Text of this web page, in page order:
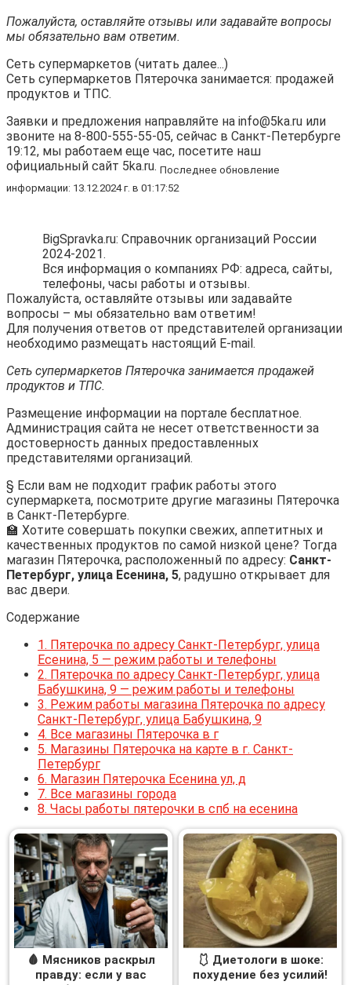
Пожалуйста, оставляйте отзывы или задавайте вопросы
мы обязательно вам ответим.
Сеть супермаркетов (читать далее...)
Сеть супермаркетов Пятерочка занимается: продажей
продуктов и ТПС.
Заявки и предложения направляйте на info@5ka.ru или
звоните на 8-800-555-55-05, сейчас в Санкт-Петербурге
19:12, мы работаем еще час, посетите наш
официальный сайт 5ka.ru. Последнее обновление
информации: 13.12.2024 г. в 01:17:52
BigSpravka.ru: Справочник организаций России
2024-2021.
Вся информация о компаниях РФ: адреса, сайты,
телефоны, часы работы и отзывы.
Пожалуйста, оставляйте отзывы или задавайте
вопросы – мы обязательно вам ответим!
Для получения ответов от представителей организации
необходимо размещать настоящий E-mail.
Сеть супермаркетов Пятерочка занимается продажей
продуктов и ТПС.
Размещение информации на портале бесплатное.
Администрация сайта не несет ответственности за
достоверность данных предоставленных
представителями организаций.
§ Если вам не подходит график работы этого
супермаркета, посмотрите другие магазины Пятерочка
в Санкт-Петербурге.
🏫 Хотите совершать покупки свежих, аппетитных и
качественных продуктов по самой низкой цене? Тогда
магазин Пятерочка, расположенный по адресу: Санкт-
Петербург, улица Есенина, 5, радушно открывает для
вас двери.
Содержание
1. Пятерочка по адресу Санкт-Петербург, улица
Есенина, 5 — режим работы и телефоны
2. Пятерочка по адресу Санкт-Петербург, улица
Бабушкина, 9 — режим работы и телефоны
3. Режим работы магазина Пятерочка по адресу
Санкт-Петербург, улица Бабушкина, 9
4. Все магазины Пятерочка в г
5. Магазины Пятерочка на карте в г. Санкт-
Петербург
6. Магазин Пятерочка Есенина ул, д
7. Все магазины города
8. Часы работы пятерочки в спб на есенина
🩸 Мясников раскрыл
правду: если у вас
🩱 Диетологи в шоке:
похудение без усилий!